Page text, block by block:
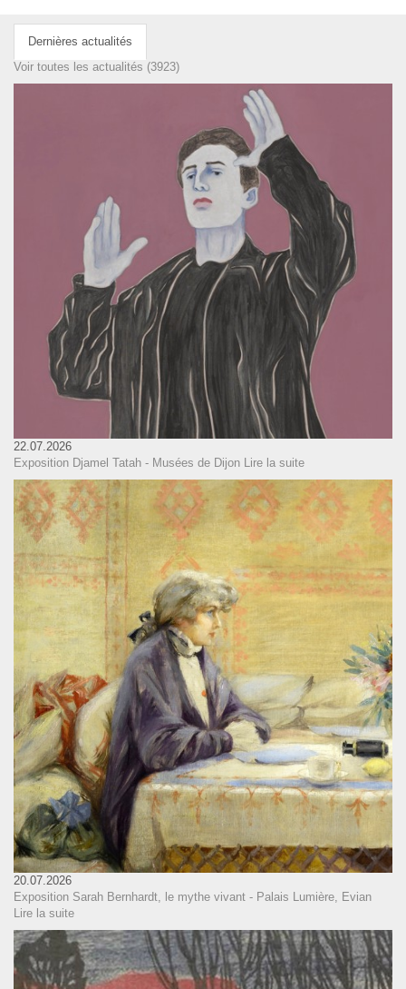
Dernières actualités
Voir toutes les actualités (3923)
22.07.2026
Exposition Djamel Tatah - Musées de Dijon Lire la suite
20.07.2026
Exposition Sarah Bernhardt, le mythe vivant - Palais Lumière, Evian
Lire la suite